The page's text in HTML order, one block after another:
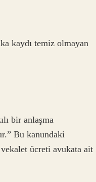
kaydı temiz olmayan
bir anlaşma
Bu kanundaki
ücreti avukata ait